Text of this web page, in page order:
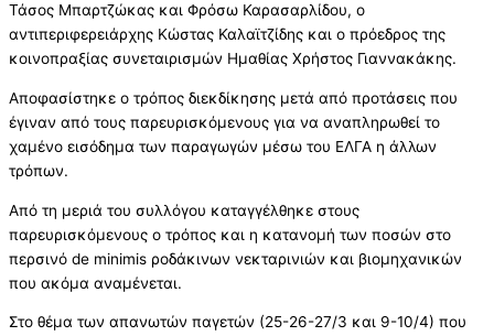
Τάσος Μπαρτζώκας και Φρόσω Καρασαρλίδου, ο
αντιπεριφερειάρχης Κώστας Καλαϊτζίδης και ο πρόεδρος της
κοινοπραξίας συνεταιρισμών Ημαθίας Χρήστος Γιαννακάκης.
Αποφασίστηκε ο τρόπος διεκδίκησης μετά από προτάσεις που
έγιναν από τους παρευρισκόμενους για να αναπληρωθεί το
χαμένο εισόδημα των παραγωγών μέσω του ΕΛΓΑ η άλλων
τρόπων.
Από τη μεριά του συλλόγου καταγγέλθηκε στους
παρευρισκόμενους ο τρόπος και η κατανομή των ποσών στο
περσινό de minimis ροδάκινων νεκταρινιών και βιομηχανικών
που ακόμα αναμένεται.
Στο θέμα των απανωτών παγετών (25-26-27/3 και 9-10/4) που